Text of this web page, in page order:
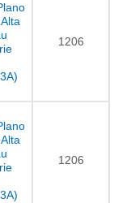
1206
1206